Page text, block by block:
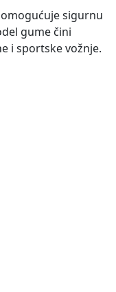
sigurnu
gume čini
i sportske vožnje.